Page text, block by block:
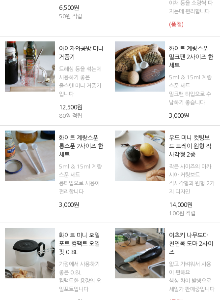
6,500원
50원 적립
야채 등을 소량씩 다
지는데 편리합니다
(품절)
아이자와공방 미니
거품기
드레싱 등을 섞는데
사용하기 좋은
올스텐 미니 거품기
입니다
12,500원
80원 적립
화이트 계량스푼
밀크팬 2사이즈 한
세트
5ml & 15ml 계량
스푼 세트
밀크팬 타입으로 수
납하기 좋습니다
3,000원
화이트 계량스푼
롱스푼 2사이즈 한
세트
5ml & 15ml 계량
스푼 세트
롱타입으로 사용이
편리합니다
3,000원
우드 미니 컷팅보
드 트레이 원형 직
사각형 2종
작은 사이즈의 아카
시아 커팅보드
직사각형과 원형 2가
지 디자인
14,000원
100원 적립
화이트 미니 오일
포트 컴팩트 오일
팟 0.8L
가정에서 사용하기
좋은 0.8L
컴팩트한 용량의 오
일포트입니다
10%
이츠키 나무도마
천연목 도마 2사이
즈
얇고 가벼워서 사용
이 편해요
색상 차이 발생으로
세일가 판매중입니다